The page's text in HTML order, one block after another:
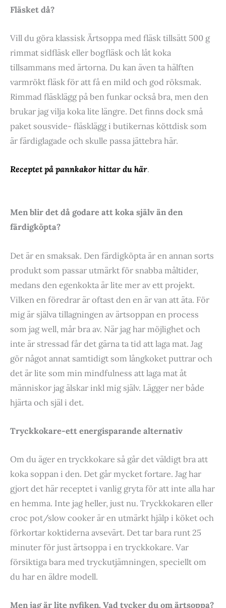
Fläsket då?
Vill du göra klassisk Ärtsoppa med fläsk tillsätt 500 g
rimmat sidfläsk eller bogfläsk och låt koka
tillsammans med ärtorna. Du kan även ta hälften
varmrökt fläsk för att få en mild och god röksmak.
Rimmad fläsklägg på ben funkar också bra, men den
brukar jag vilja koka lite längre. Det finns dock små
paket sousvide- fläsklägg i butikernas köttdisk som
är färdiglagade och skulle passa jättebra här.
Receptet på pannkakor hittar du här.
Men blir det då godare att koka själv än den
färdigköpta?
Det är en smaksak. Den färdigköpta är en annan sorts
produkt som passar utmärkt för snabba måltider,
medans den egenkokta är lite mer av ett projekt.
Vilken en föredrar är oftast den en är van att äta. För
mig är själva tillagningen av ärtsoppan en process
som jag well, mår bra av. När jag har möjlighet och
inte är stressad får det gärna ta tid att laga mat. Jag
gör något annat samtidigt som långkoket puttrar och
det är lite som min mindfulness att laga mat åt
människor jag älskar inkl mig själv. Lägger ner både
hjärta och själ i det.
Tryckkokare-ett energisparande alternativ
Om du äger en tryckkokare så går det väldigt bra att
koka soppan i den. Det går mycket fortare. Jag har
gjort det här receptet i vanlig gryta för att inte alla har
en hemma. Inte jag heller, just nu. Tryckkokaren eller
croc pot/slow cooker är en utmärkt hjälp i köket och
förkortar koktiderna avsevärt. Det tar bara runt 25
minuter för just ärtsoppa i en tryckkokare. Var
försiktiga bara med tryckutjämningen, speciellt om
du har en äldre modell.
Men jag är lite nyfiken. Vad tycker du om ärtsoppa?